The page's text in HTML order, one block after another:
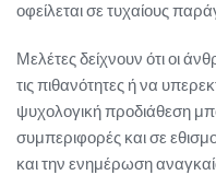
οφείλεται σε τυχαίους
Μελέτες δείχνουν ότι οι
τις πιθανότητες ή να
ψυχολογική προδιάθεση
συμπεριφορές και σε
και την ενημέρωση